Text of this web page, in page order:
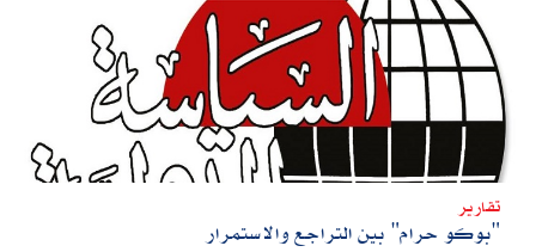
تقارير
‮"‬بوكو حرام‮" ‬بين التراجع والاستمرار